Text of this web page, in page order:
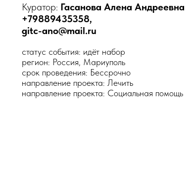
Куратор: Гасанова Алена Андреевна
+79889435358,
gitc-ano@mail.ru
статус события: идёт набор
регион: Россия, Мариуполь
срок проведения: Бессрочно
направление проекта: Лечить
направление проекта: Социальная помощь